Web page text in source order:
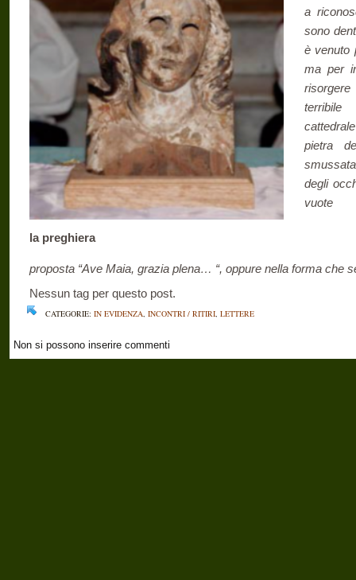
a
sono
è venuto
ma per
pietra
degli
vuote
la preghiera
proposta “Ave Maia, grazia plena… “, oppure nella forma che
Nessun tag per questo post.
CATEGORIE: IN EVIDENZA, INCONTRI / RITIRI, LETTERE
Non si possono inserire commenti